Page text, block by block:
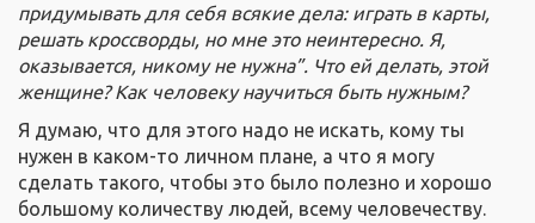
придумывать для себя всякие дела: играть в карты,
решать кроссворды, но мне это неинтересно. Я,
оказывается, никому не нужна”. Что ей делать, этой
женщине? Как человеку научиться быть нужным?
Я думаю, что для этого надо не искать, кому ты
нужен в каком-то личном плане, а что я могу
сделать такого, чтобы это было полезно и хорошо
большому количеству людей, всему человечеству.